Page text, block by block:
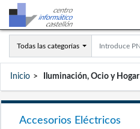
Todas las categorías
Inicio Iluminación, Ocio y Hogar
Accesorios Eléctricos